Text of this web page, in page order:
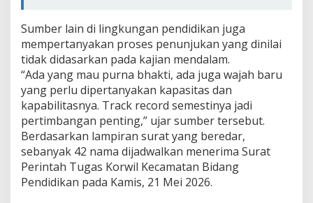
Sumber lain di lingkungan pendidikan juga
mempertanyakan proses penunjukan yang dinilai
tidak didasarkan pada kajian mendalam.
“Ada yang mau purna bhakti, ada juga wajah baru
yang perlu dipertanyakan kapasitas dan
kapabilitasnya. Track record semestinya jadi
pertimbangan penting,” ujar sumber tersebut.
Berdasarkan lampiran surat yang beredar,
sebanyak 42 nama dijadwalkan menerima Surat
Perintah Tugas Korwil Kecamatan Bidang
Pendidikan pada Kamis, 21 Mei 2026.